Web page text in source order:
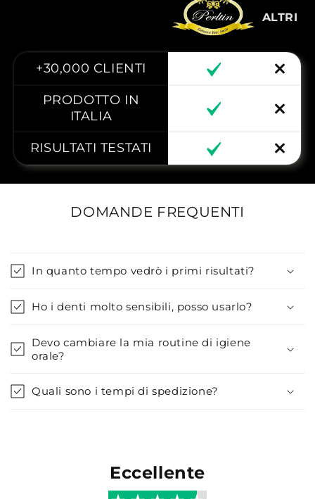
1
ALTRI
+30,000 CLIENTI
PRODOTTO IN
ITALIA
RISULTATI TESTATI
DOMANDE FREQUENTI
In quanto tempo vedrò i primi risultati?
Ho i denti molto sensibili, posso usarlo?
Devo cambiare la mia routine di igiene
orale?
Quali sono i tempi di spedizione?
Eccellente